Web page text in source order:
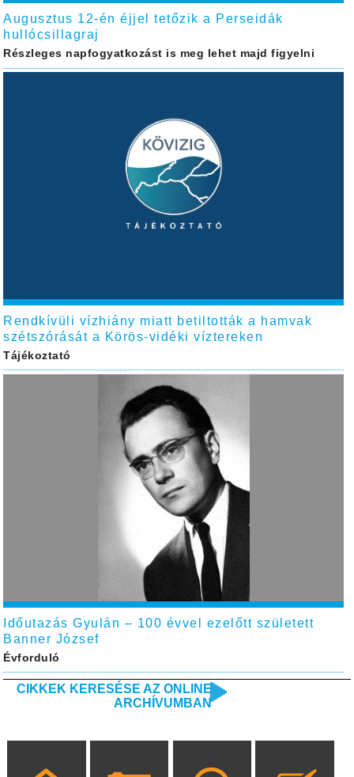
Augusztus 12-én éjjel tetőzik a Perseidák
hullócsillagraj
Részleges napfogyatkozást is meg lehet majd figyelni
Rendkívüli vízhiány miatt betiltották a hamvak
szétszórását a Körös-vidéki víztereken
Tájékoztató
Időutazás Gyulán – 100 évvel ezelőtt született
Banner József
Évforduló
CIKKEK KERESÉSE AZ ONLINE
ARCHÍVUMBAN